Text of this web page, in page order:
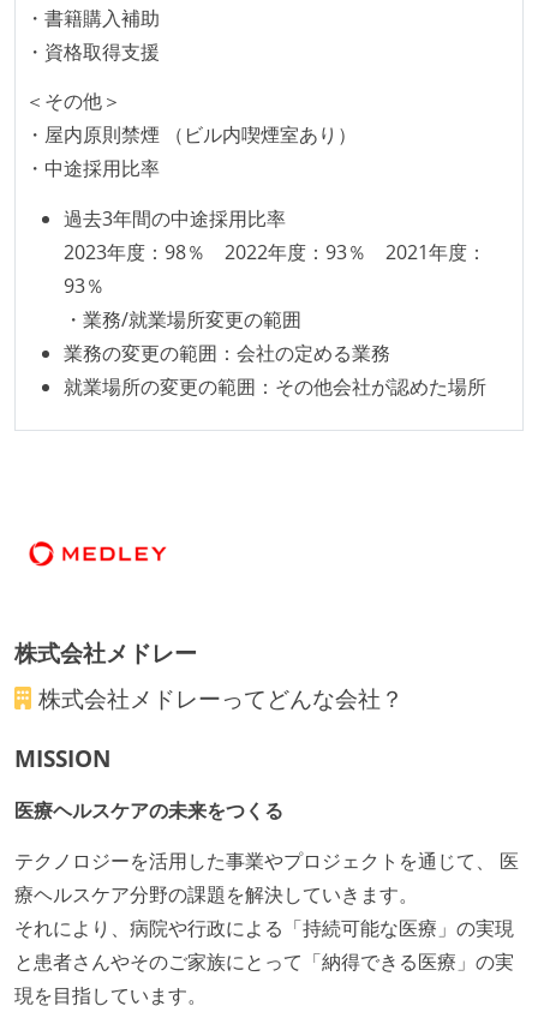
コードによるインフラ構成管理（Infrastructure as
Code）の環境が整備されている
オープンな情報共有
人事情報や秘匿性の高い内容を除いて、経営陣やマネ
ージャー以上の会議での議事録が社員にも公開されて
いる
KPI などチームの目標・実績値について、メンバーの
誰もがいつでも閲覧可能になっている
ドキュメントの整備やペアプロ、モブワークなど、ナ
レッジの共有を積極的に行っている（属人性を減らす
取り組みをしている）
大規模サービスの開発
ームアラインド、プラットフォーム等）で分担して開
労働環境の自由度
週3日リモート勤務のハイブリットワーク（週2出社）
2年以内に未就学児を子育てしながら働いていたエン
ジニアがいる
ツが公開されている
フレックスタイム制または裁量労働制を採用している
メンバーの多様性
外国籍の開発メンバーがいる
・書籍購入補助
・資格取得支援
＜その他＞
・屋内原則禁煙 （ビル内喫煙室あり）
・中途採用比率
過去3年間の中途採用比率
2023年度：98％ 2022年度：93％ 2021年度：
93％
・業務/就業場所変更の範囲
業務の変更の範囲：会社の定める業務
就業場所の変更の範囲：その他会社が認めた場所
株式会社メドレー
株式会社メドレーってどんな会社？
MISSION
医療ヘルスケアの未来をつくる
テクノロジーを活用した事業やプロジェクトを通じて、 医
療ヘルスケア分野の課題を解決していきます。
それにより、病院や行政による「持続可能な医療」の実現
と患者さんやそのご家族にとって「納得できる医療」の実
現を目指しています。